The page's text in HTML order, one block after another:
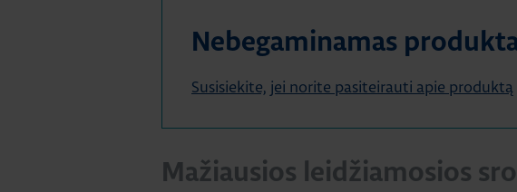
Nebegaminamas
Susisiekite, jei norite pasiteirauti apie produktą
Mažiausios leidžiamosios